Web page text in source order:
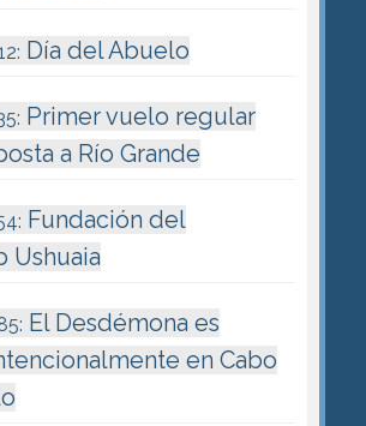
Día del Abuelo
Primer vuelo regular
a Río Grande
Fundación del
Ushuaia
El Desdémona es
en Cabo